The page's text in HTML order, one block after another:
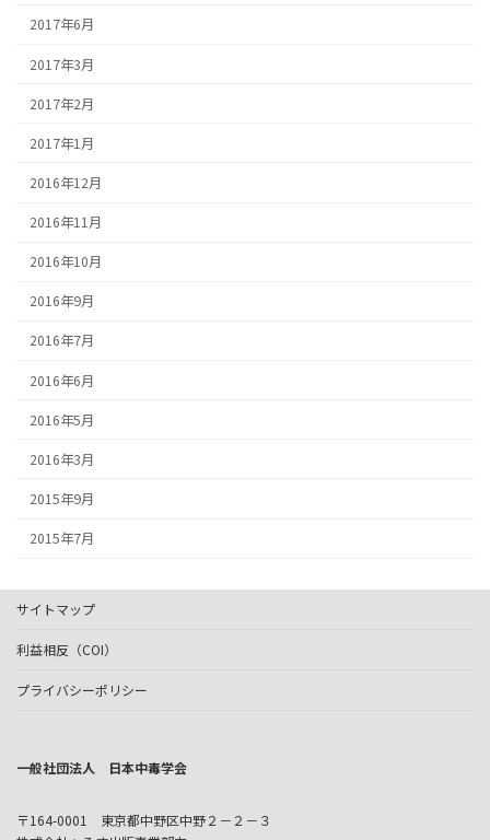
2017年6月
2017年3月
2017年2月
2017年1月
2016年12月
2016年11月
2016年10月
2016年9月
2016年7月
2016年6月
2016年5月
2016年3月
2015年9月
2015年7月
サイトマップ
利益相反（COI）
プライバシーポリシー
一般社団法人 日本中毒学会
〒164-0001 東京都中野区中野２－２－３